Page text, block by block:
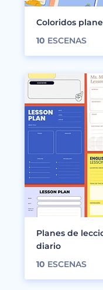
Coloridos
10 ESCENAS
Planes de
diario
10 ESCENAS